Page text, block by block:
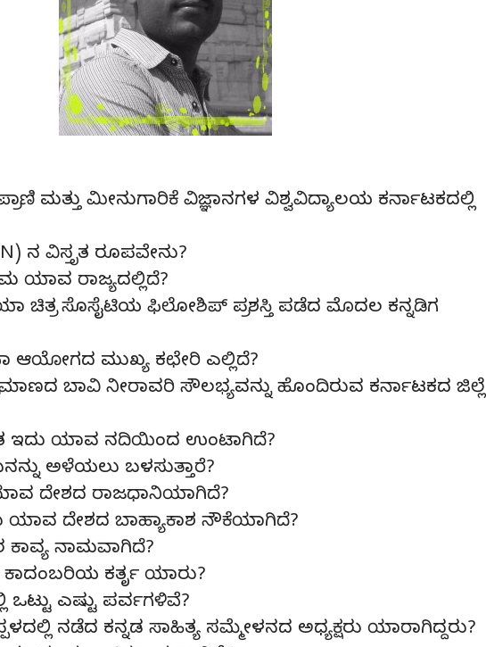
ಮತ್ತು ಮೀನುಗಾರಿಕೆ ವಿಜ್ಞಾನಗಳ ವಿಶ್ವವಿದ್ಯಾಲಯ ಕರ್ನಾಟಕದಲ್ಲಿ
ವಿಸ್ತೃತ ರೂಪವೇನು?
ಯಾವ ರಾಜ್ಯದಲ್ಲಿದೆ?
ಚಿತ್ರ ಸೊಸೈಟಿಯ ಫಿಲೋಶಿಪ್ ಪ್ರಶಸ್ತಿ ಪಡೆದ ಮೊದಲ ಕನ್ನಡಿಗ
ಆಯೋಗದ ಮುಖ್ಯ ಕಛೇರಿ ಎಲ್ಲಿದೆ?
ಬಾವಿ ನೀರಾವರಿ ಸೌಲಭ್ಯವನ್ನು ಹೊಂದಿರುವ ಕರ್ನಾಟಕದ ಜಿಲ್ಲೆ
ಇದು ಯಾವ ನದಿಯಿಂದ ಉಂಟಾಗಿದೆ?
ಅಳೆಯಲು ಬಳಸುತ್ತಾರೆ?
ದೇಶದ ರಾಜಧಾನಿಯಾಗಿದೆ?
ದೇಶದ ಬಾಹ್ಯಾಕಾಶ ನೌಕೆಯಾಗಿದೆ?
ನಾಮವಾಗಿದೆ?
ಕರ್ತೃ ಯಾರು?
ಎಷ್ಟು ಪರ್ವಗಳಿವೆ?
ನಡೆದ ಕನ್ನಡ ಸಾಹಿತ್ಯ ಸಮ್ಮೇಳನದ ಅಧ್ಯಕ್ಷರು ಯಾರಾಗಿದ್ದರು?